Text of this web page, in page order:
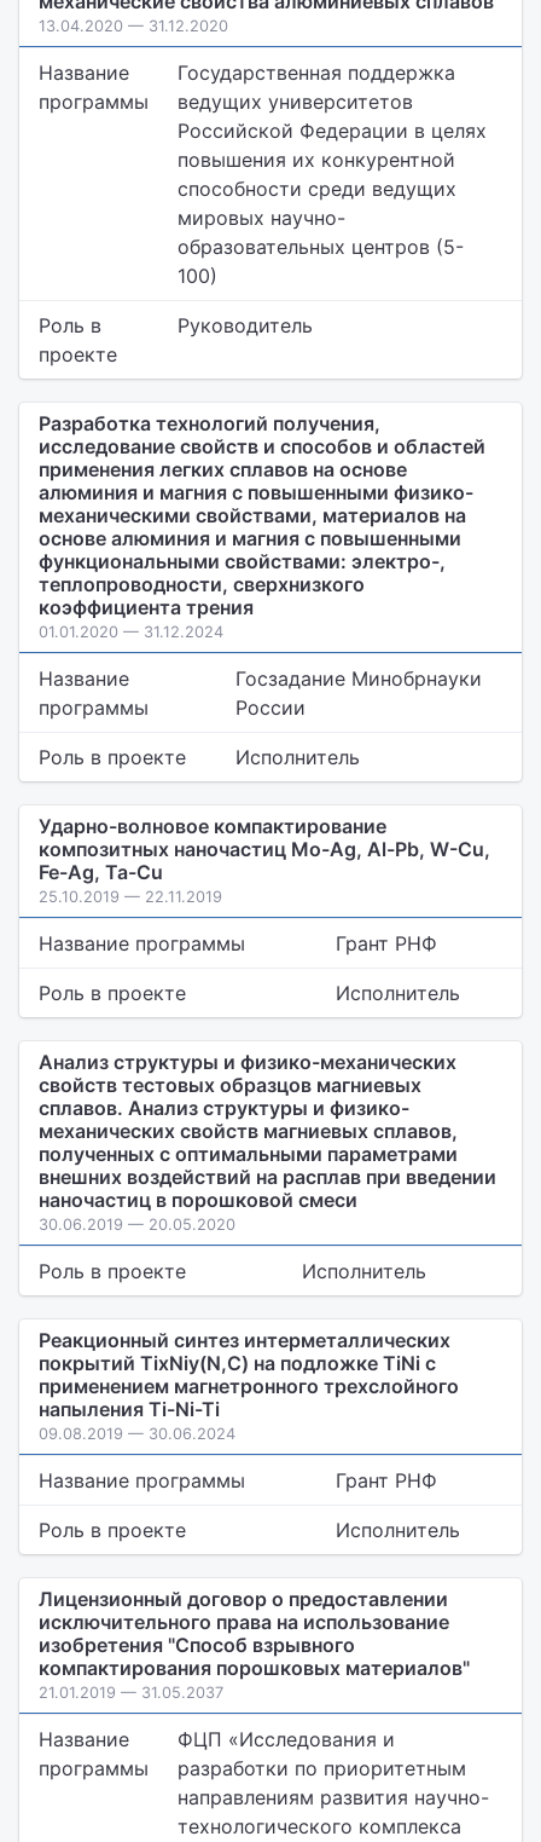
13.04.2020 — 31.12.2020
Название
программы
Государственная поддержка
ведущих университетов
Российской Федерации в целях
повышения их конкурентной
способности среди ведущих
мировых научно-
образовательных центров (5-
100)
Роль в
проекте
Руководитель
Разработка технологий получения,
исследование свойств и способов и областей
применения легких сплавов на основе
алюминия и магния с повышенными физико-
механическими свойствами, материалов на
основе алюминия и магния с повышенными
функциональными свойствами: электро-,
теплопроводности, сверхнизкого
коэффициента трения
01.01.2020 — 31.12.2024
Название
программы
Госзадание Минобрнауки
России
Роль в проекте Исполнитель
Ударно-волновое компактирование
композитных наночастиц Mo-Ag, Al-Pb, W-Cu,
Fe-Ag, Ta-Cu
25.10.2019 — 22.11.2019
Название программы Грант РНФ
Роль в проекте Исполнитель
Анализ структуры и физико-механических
свойств тестовых образцов магниевых
сплавов. Анализ структуры и физико-
механических свойств магниевых сплавов,
полученных с оптимальными параметрами
внешних воздействий на расплав при введении
наночастиц в порошковой смеси
30.06.2019 — 20.05.2020
Роль в проекте Исполнитель
Реакционный синтез интерметаллических
покрытий TixNiy(N,C) на подложке TiNi с
применением магнетронного трехслойного
напыления Ti-Ni-Ti
09.08.2019 — 30.06.2024
Название программы Грант РНФ
Роль в проекте Исполнитель
Лицензионный договор о предоставлении
исключительного права на использование
изобретения "Способ взрывного
компактирования порошковых материалов"
21.01.2019 — 31.05.2037
Название
программы
ФЦП «Исследования и
разработки по приоритетным
направлениям развития научно-
технологического комплекса